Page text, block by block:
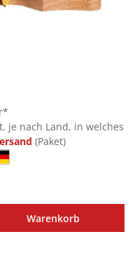
je nach Land, in welches
(Paket)
Warenkorb